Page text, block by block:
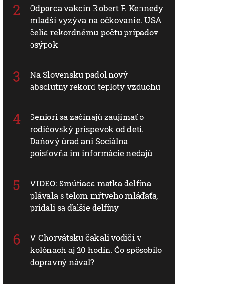
Odporca vakcín Robert F. Kennedy
mladší vyzýva na očkovanie. USA
čelia rekordnému počtu prípadov
osýpok
Na Slovensku padol nový
absolútny rekord teploty vzduchu
Seniori sa začínajú zaujímať o
rodičovský príspevok od detí.
Daňový úrad ani Sociálna
poisťovňa im informácie nedajú
VIDEO: Smútiaca matka delfína
plávala s telom mŕtveho mláďaťa,
pridali sa ďalšie delfíny
V Chorvátsku čakali vodiči v
kolónach aj 20 hodín. Čo spôsobilo
dopravný nával?